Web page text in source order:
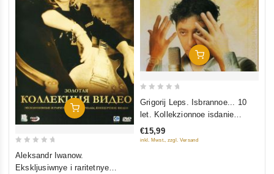
In Den Warenkorb
Aleksandr Iwanow.
Ekskljusiwnye i raritetnye
In Den Warenkorb
out
5
Grigorij Leps. Isbrannoe... 10
let. Kollekzionnoe isdanie
(Geschenkausgabe) (2 CD)
€15,99
inkl. Mwst., zzgl. Versand